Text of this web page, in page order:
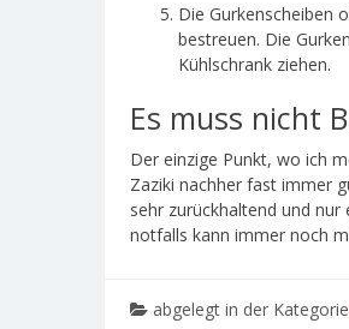
Die Gurkenscheiben
bestreuen. Die
Kühlschrank ziehen.
Es muss nicht
Der einzige Punkt, wo ich
Zaziki nachher fast immer
sehr zurückhaltend und
notfalls kann immer noch
abgelegt in der Kategorie